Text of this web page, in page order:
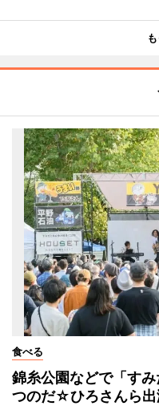
食べる
錦糸公園などで「す
つのだ☆ひろさんら出